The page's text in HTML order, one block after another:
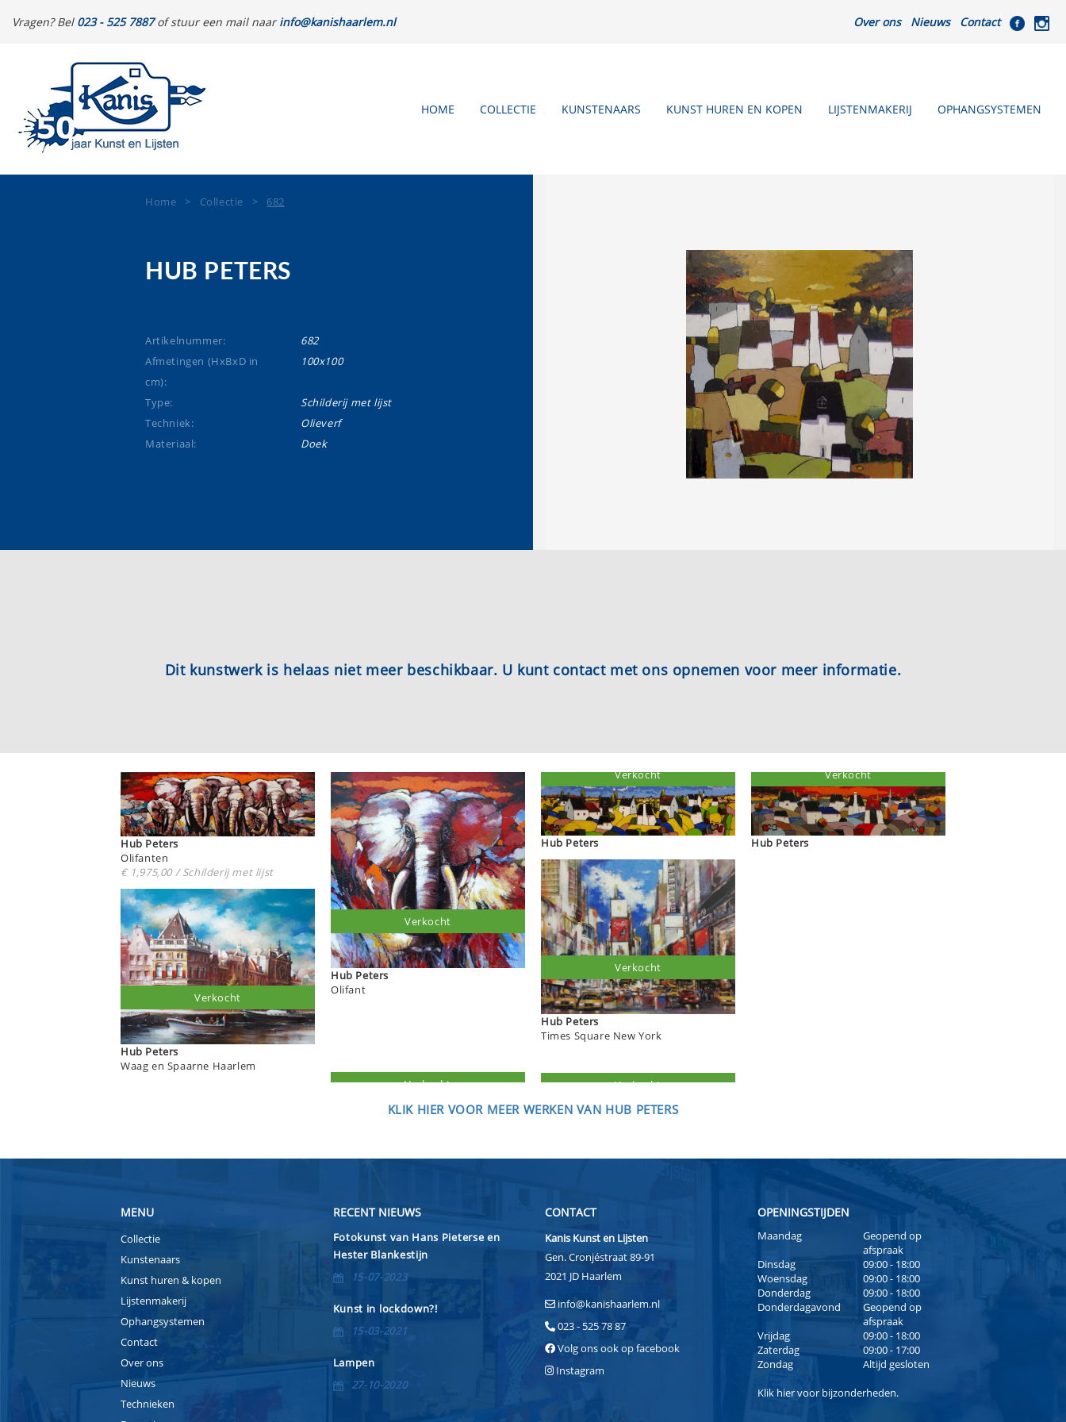
Vragen? Bel 023 - 525 7887of stuur een mail naarinfo@kanishaarlem.nl Over ons Nieuws Contact
HOME COLLECTIE KUNSTENAARS KUNST HUREN EN KOPEN LIJSTENMAKERIJ OPHANGSYSTEMEN
Home > Collectie > 682
HUB PETERS
Artikelnummer:
682
Afmetingen (HxBxD in
cm):
100x100
Type:
Schilderij met lijst
Techniek:
Olieverf
Materiaal:
Doek
Dit kunstwerk is helaas niet meer beschikbaar. U kunt contact met ons opnemen voor meer informatie.
Hub Peters
Olifanten
€ 1,975,00 / Schilderij met lijst
Hub Peters
Waag en Spaarne Haarlem
Verkocht
Hub Peters
Olifant
Verkocht
Hub Peters
Verkocht
Hub Peters
Times Square New York
Verkocht
Hub Peters
Verkocht
KLIK HIER VOOR MEER WERKEN VAN HUB PETERS
MENU
Collectie
Kunstenaars
Kunst huren & kopen
Lijstenmakerij
Ophangsystemen
Contact
Over ons
Nieuws
Technieken
RECENT NIEUWS
Fotokunst van Hans Pieterse en
Hester Blankestijn
15-07-2023
Kunst in lockdown?!
15-03-2021
Lampen
27-10-2020
CONTACT
Kanis Kunst en Lijsten
Gen. Cronjéstraat 89-91
2021 JD Haarlem
info@kanishaarlem.nl
023 - 525 78 87
Volg ons ook op facebook
Instagram
OPENINGSTIJDEN
Maandag
Geopend op
afspraak
Dinsdag
09:00 - 18:00
Woensdag
09:00 - 18:00
Donderdag
09:00 - 18:00
Donderdagavond
Geopend op
afspraak
Vrijdag
09:00 - 18:00
Zaterdag
09:00 - 17:00
Zondag
Altijd gesloten
Klik hiervoor bijzonderheden.